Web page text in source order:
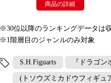
商品の詳細
※30位以降のランキングデータは
※1階層目のジャンルのみ対象
S.H.Figuarts 『ドラゴン
(トソウズミカドウフィギュ